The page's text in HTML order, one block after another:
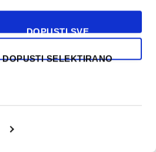
DOPUSTI SVE
DOPUSTI SELEKTIRANO